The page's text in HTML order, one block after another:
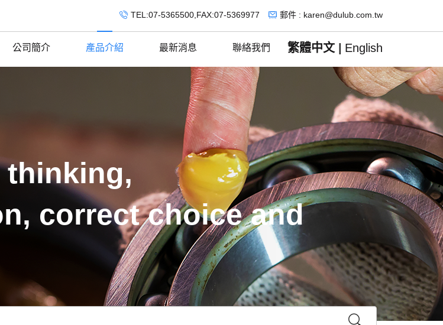
TEL:07-5365500,FAX:07-5369977 郵件 : karen@dulub.com.tw
公司簡介 產品介紹 最新消息 聯絡我們 繁體中文 English
thinking,
correct choice and